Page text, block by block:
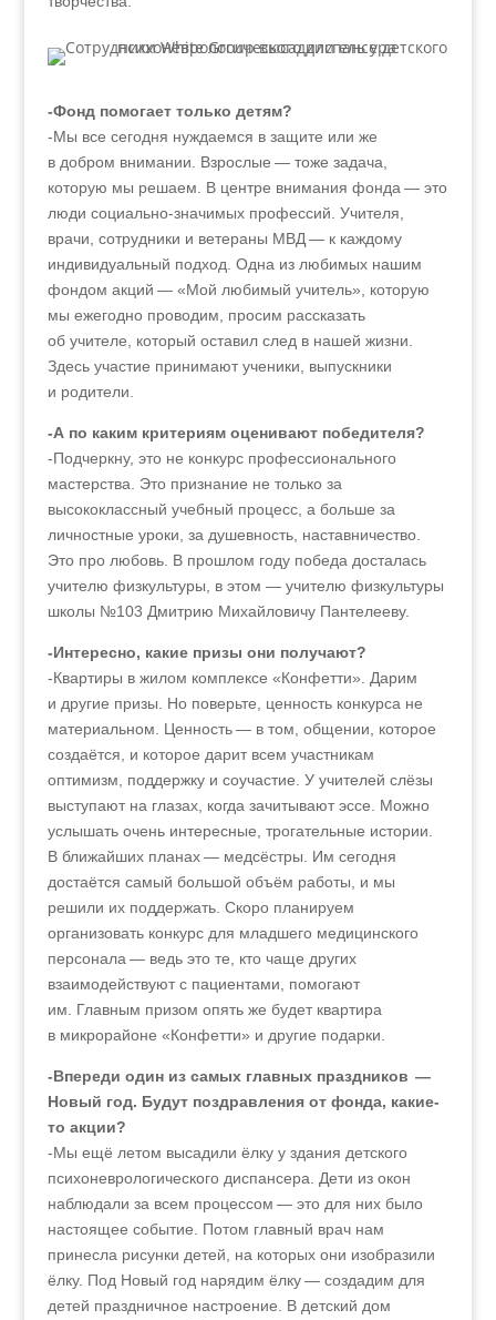
-Фонд помогает только детям?
-Мы все сегодня нуждаемся в защите или же
в добром внимании. Взрослые — тоже задача,
которую мы решаем. В центре внимания фонда — это
люди социально-значимых профессий. Учителя,
врачи, сотрудники и ветераны МВД — к каждому
индивидуальный подход. Одна из любимых нашим
фондом акций — «Мой любимый учитель», которую
мы ежегодно проводим, просим рассказать
об учителе, который оставил след в нашей жизни.
Здесь участие принимают ученики, выпускники
и родители.
-А по каким критериям оценивают победителя?
-Подчеркну, это не конкурс профессионального
мастерства. Это признание не только за
высококлассный учебный процесс, а больше за
личностные уроки, за душевность, наставничество.
Это про любовь. В прошлом году победа досталась
учителю физкультуры, в этом — учителю физкультуры
школы №103 Дмитрию Михайловичу Пантелееву.
-Интересно, какие призы они получают?
-Квартиры в жилом комплексе «Конфетти». Дарим
и другие призы. Но поверьте, ценность конкурса не
материальном. Ценность — в том, общении, которое
создаётся, и которое дарит всем участникам
оптимизм, поддержку и соучастие. У учителей слёзы
выступают на глазах, когда зачитывают эссе. Можно
услышать очень интересные, трогательные истории.
В ближайших планах — медсёстры. Им сегодня
достаётся самый большой объём работы, и мы
решили их поддержать. Скоро планируем
организовать конкурс для младшего медицинского
персонала — ведь это те, кто чаще других
взаимодействуют с пациентами, помогают
им. Главным призом опять же будет квартира
в микрорайоне «Конфетти» и другие подарки.
-Впереди один из самых главных праздников —
Новый год. Будут поздравления от фонда, какие-
то акции?
-Мы ещё летом высадили ёлку у здания детского
психоневрологического диспансера. Дети из окон
наблюдали за всем процессом — это для них было
настоящее событие. Потом главный врач нам
принесла рисунки детей, на которых они изобразили
ёлку. Под Новый год нарядим ёлку — создадим для
детей праздничное настроение. В детский дом